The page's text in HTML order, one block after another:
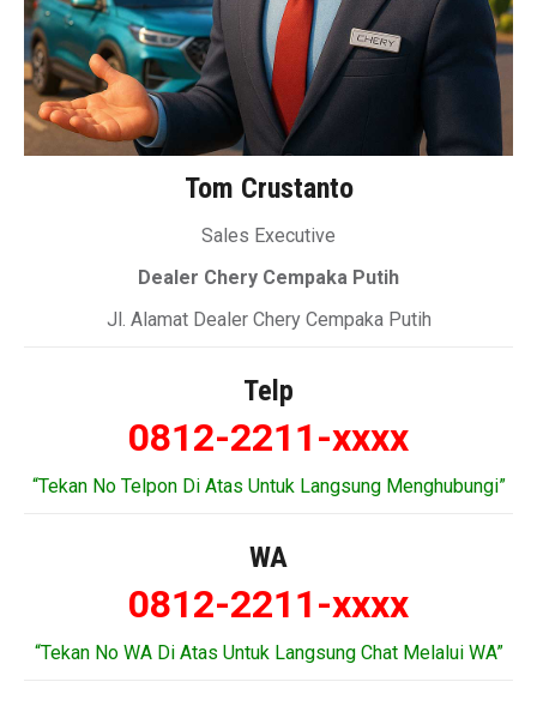
Tom Crustanto
Sales Executive
Dealer Chery Cempaka Putih
Jl. Alamat Dealer Chery Cempaka Putih
Telp
0812-2211-xxxx
“Tekan No Telpon Di Atas Untuk Langsung Menghubungi”
WA
0812-2211-xxxx
“Tekan No WA Di Atas Untuk Langsung Chat Melalui WA”